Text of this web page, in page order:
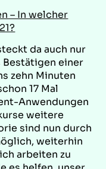
– In welcher
da auch nur
Bestätigen einer
zehn Minuten
17 Mal
Anwendungen
weitere
sind nun durch
weiterhin
arbeiten zu